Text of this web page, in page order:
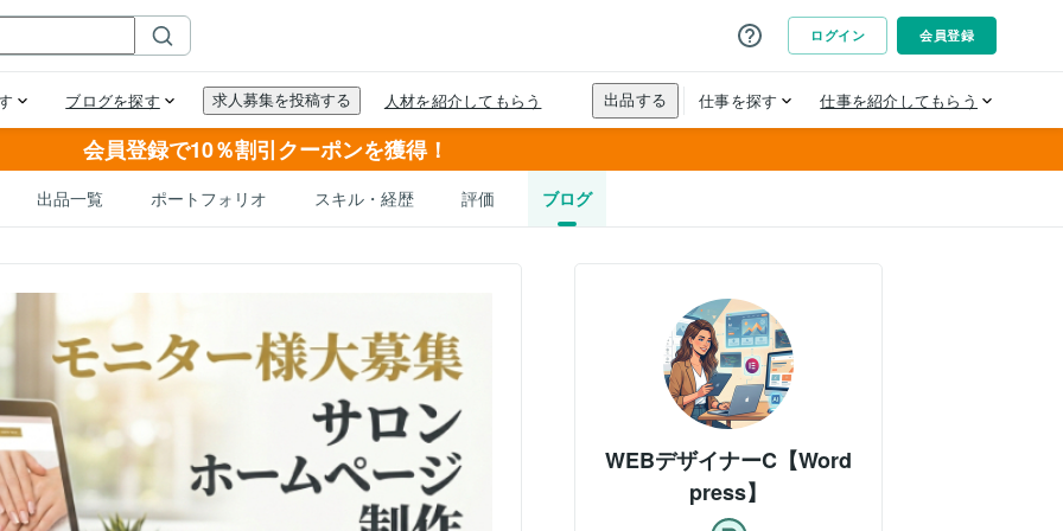
会員登録で10％割引クーポンを獲得！
出品一覧 ポートフォリオ スキル・経歴 評価 ブログ
WEBデザイナーC【Word
press】